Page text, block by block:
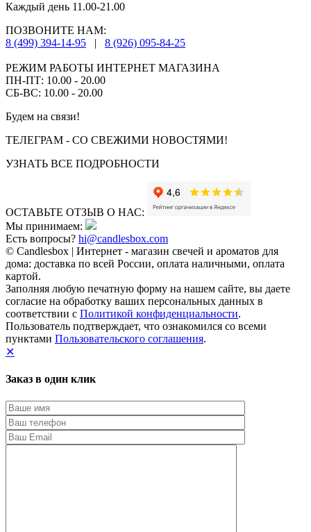
Каждый день 11.00-21.00
ПОЗВОНИТЕ НАМ:
8 (499) 394-14-95
| 8 (926) 095-84-25
РЕЖИМ РАБОТЫ ИНТЕРНЕТ МАГАЗИНА
ПН-ПТ: 10.00 - 20.00
СБ-ВС: 10.00 - 20.00
Будем на связи!
ТЕЛЕГРАМ - СО СВЕЖИМИ НОВОСТЯМИ!
УЗНАТЬ ВСЕ ПОДРОБНОСТИ
ОСТАВЬТЕ ОТЗЫВ О НАС:
Мы принимаем:
Есть вопросы? hi@candlesbox.com
© Candlesbox | Интернет - магазин свечей и ароматов для
дома: доставка по всей России, оплата наличными, оплата
картой.
Заполняя любую печатную форму на нашем сайте, вы даете
согласие на обработку ваших персональных данных в
соответствии с Политикой конфиденциальности.
Пользователь подтверждает, что ознакомился со всеми
пунктами Пользовательского соглашения.
✕
Заказ в один клик